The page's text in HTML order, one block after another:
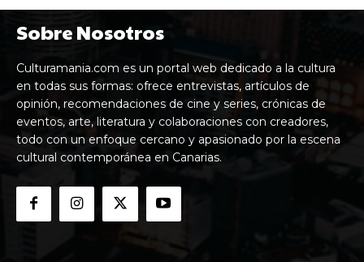
Sobre Nosotros
Culturamania.com es un portal web dedicado a la cultura
en todas sus formas: ofrece entrevistas, artículos de
opinión, recomendaciones de cine y series, crónicas de
eventos, arte, literatura y colaboraciones con creadores,
todo con un enfoque cercano y apasionado por la escena
cultural contemporánea en Canarias.